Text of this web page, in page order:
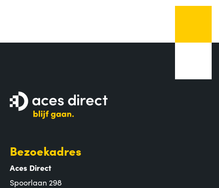
Bezoekadres
Aces Direct
Spoorlaan 298